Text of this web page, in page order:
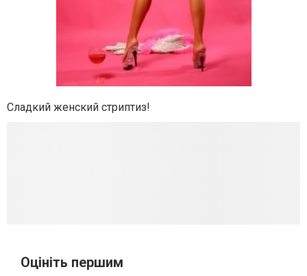
Сладкий женский стриптиз!
Оцініть першим